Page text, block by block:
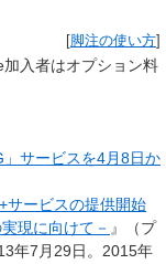
脚注の使い方
入者はオプション料
サービスを4月8日か
サービスの提供開始
現に向けて－ 』（プ
年7月29日。 2015年